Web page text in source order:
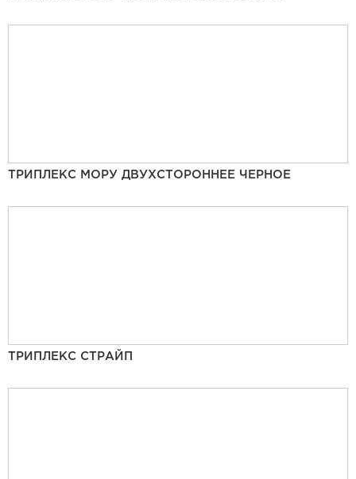
ТРИПЛЕКС МОРУ ДВУХСТОРОННЕЕ ЧЕРНОЕ
ТРИПЛЕКС СТРАЙП